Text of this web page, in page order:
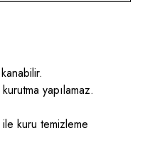
yapılamaz.
kuru temizleme